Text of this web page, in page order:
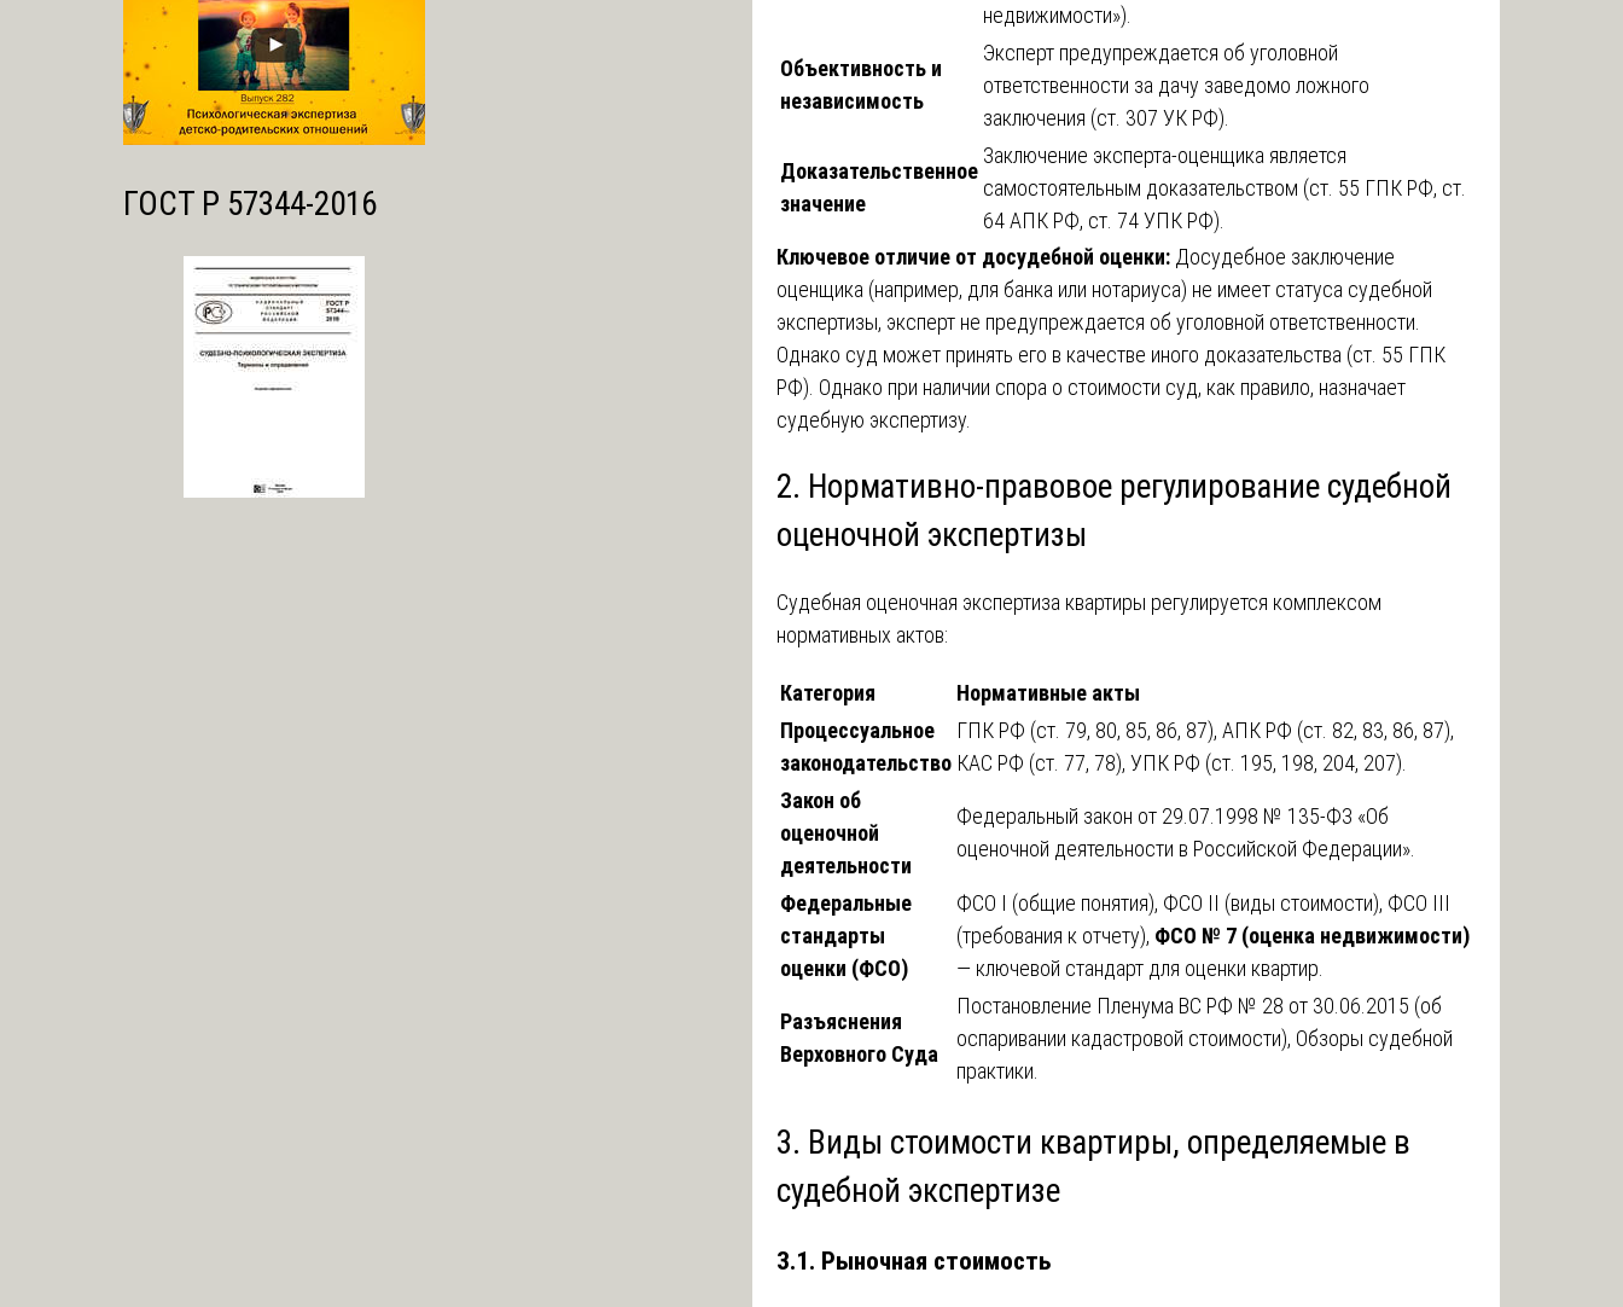
недвижимости»).
Объективность и
независимость
Эксперт предупреждается об уголовной
ответственности за дачу заведомо ложного
заключения (ст. 307 УК РФ).
Доказательственное
значение
Заключение эксперта-оценщика является
самостоятельным доказательством (ст. 55 ГПК РФ, ст.
64 АПК РФ, ст. 74 УПК РФ).
Ключевое отличие от досудебной оценки: Досудебное заключение
оценщика (например, для банка или нотариуса) не имеет статуса судебной
экспертизы, эксперт не предупреждается об уголовной ответственности.
Однако суд может принять его в качестве иного доказательства (ст. 55 ГПК
РФ). Однако при наличии спора о стоимости суд, как правило, назначает
судебную экспертизу.
2. Нормативно-правовое регулирование судебной
оценочной экспертизы
Судебная оценочная экспертиза квартиры регулируется комплексом
нормативных актов:
Категория
Нормативные акты
Процессуальное
законодательство
ГПК РФ (ст. 79, 80, 85, 86, 87), АПК РФ (ст. 82, 83, 86, 87),
КАС РФ (ст. 77, 78), УПК РФ (ст. 195, 198, 204, 207).
Закон об
оценочной
деятельности
Федеральный закон от 29.07.1998 № 135-ФЗ «Об
оценочной деятельности в Российской Федерации».
Федеральные
стандарты
оценки (ФСО)
ФСО I (общие понятия), ФСО II (виды стоимости), ФСО III
(требования к отчету), ФСО № 7 (оценка недвижимости)
— ключевой стандарт для оценки квартир.
Разъяснения
Верховного Суда
Постановление Пленума ВС РФ № 28 от 30.06.2015 (об
оспаривании кадастровой стоимости), Обзоры судебной
практики.
3. Виды стоимости квартиры, определяемые в
судебной экспертизе
3.1. Рыночная стоимость
ГОСТ Р 57344-2016